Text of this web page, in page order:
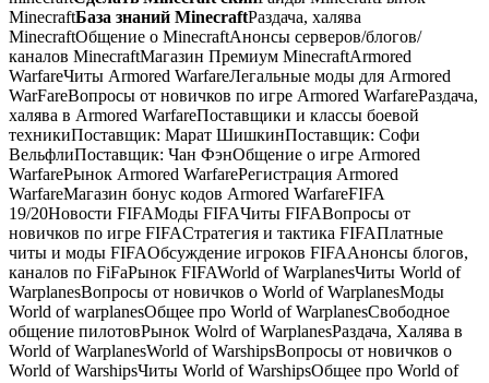
MinecraftБаза знаний MinecraftРаздача, халява
MinecraftОбщение о MinecraftАнонсы серверов/блогов/
каналов MinecraftМагазин Премиум MinecraftArmored
WarfareЧиты Armored WarfareЛегальные моды для Armored
WarFareВопросы от новичков по игре Armored WarfareРаздача,
халява в Armored WarfareПоставщики и классы боевой
техникиПоставщик: Марат ШишкинПоставщик: Софи
ВельфлиПоставщик: Чан ФэнОбщение о игре Armored
WarfareРынок Armored WarfareРегистрация Armored
WarfareМагазин бонус кодов Armored WarfareFIFA
19/20Новости FIFAМоды FIFAЧиты FIFAВопросы от
новичков по игре FIFAСтратегия и тактика FIFAПлатные
читы и моды FIFAОбсуждение игроков FIFAАнонсы блогов,
каналов по FiFaРынок FIFAWorld of WarplanesЧиты World of
WarplanesВопросы от новичков о World of WarplanesМоды
World of warplanesОбщее про World of WarplanesСвободное
общение пилотовРынок Wolrd of WarplanesРаздача, Халява в
World of WarplanesWorld of WarshipsВопросы от новичков о
World of WarshipsЧиты World of WarshipsОбщее про World of